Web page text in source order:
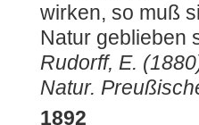
wirken, so muß
Natur geblieben
Rudorff, E.
Natur.
1892